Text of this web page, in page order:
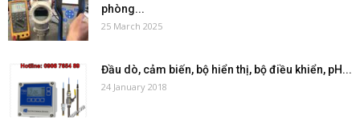
phòng...
25 March 2025
Đầu dò, cảm biến, bộ hiển thị, bộ điều khiển, pH...
24 January 2018